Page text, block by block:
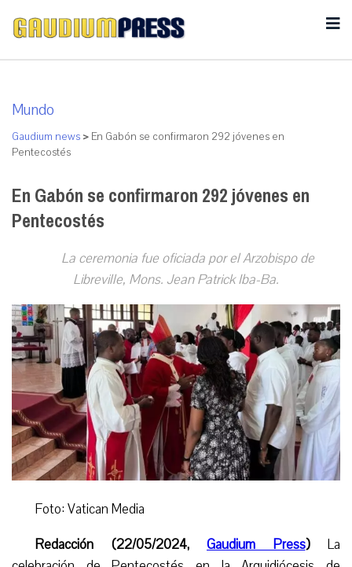
Mundo
Gaudium news > En Gabón se confirmaron 292 jóvenes en
Pentecostés
En Gabón se confirmaron 292 jóvenes en
Pentecostés
La ceremonia fue oficiada por el Arzobispo de
Libreville, Mons. Jean Patrick Iba-Ba.
Foto: Vatican Media
Redacción (22/05/2024, Gaudium Press)La